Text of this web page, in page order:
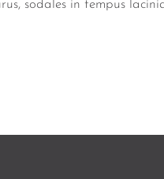
sodales in tempus